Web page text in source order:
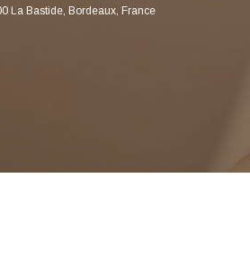
La Bastide, Bordeaux, France